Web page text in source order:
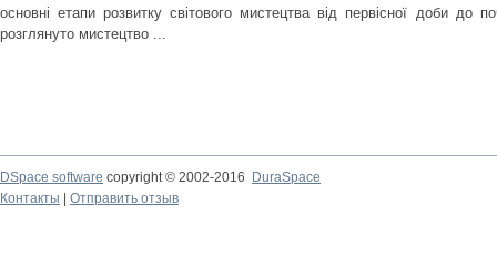
основні етапи розвитку світового мистецтва від первісної доби до
розглянуто мистецтво ...
DSpace software copyright © 2002-2016
DuraSpace
Контакты
Отправить отзыв